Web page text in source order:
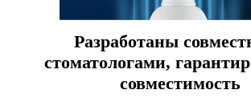
Разработаны
стоматологами,
совместимость